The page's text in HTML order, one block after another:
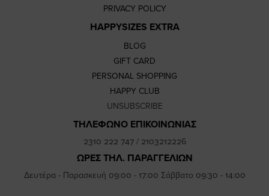
PRIVACY POLICY
HAPPYSIZES EXTRA
BLOG
GIFT CARD
PERSONAL SHOPPING
HAPPY CLUB
UNSUBSCRIBE
ΤΗΛΕΦΩΝΟ ΕΠΙΚΟΙΝΩΝΙΑΣ
2310 222 747/ 2103212226
ΩΡΕΣ ΤΗΛ. ΠΑΡΑΓΓΕΛΙΩΝ
Δευτέρα - Παρασκευή 09:00 - 17:00 Σάββατο 09:30 - 14:00